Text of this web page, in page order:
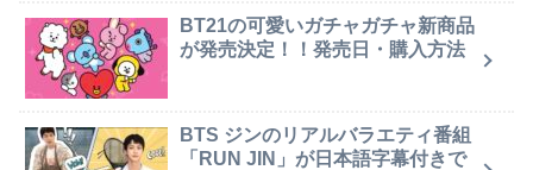
BT21の可愛いガチャガチャ新商品
が発売決定！！発売日・購入方法
BTS ジンのリアルバラエティ番組
「RUN JIN」が日本語字幕付きで